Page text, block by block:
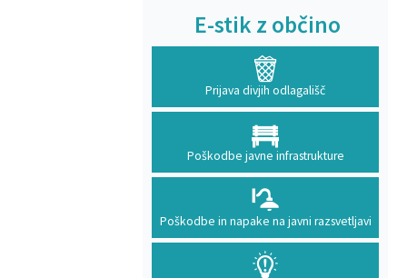
E-stik z občino
Prijava divjih odlagališč
Poškodbe javne infrastrukture
Poškodbe in napake na javni razsvetljavi